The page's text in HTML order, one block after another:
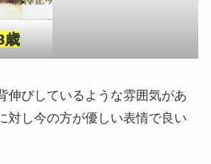
歳
伸びしているような雰囲気があ
対し今の方が優しい表情で良い